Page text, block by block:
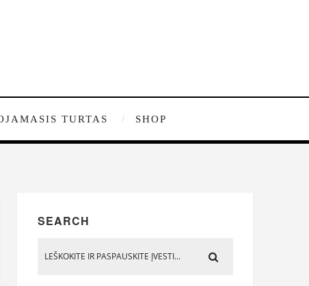
TURTAS SHOP
SEARCH